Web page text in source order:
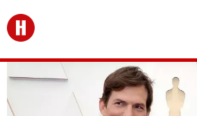
Перейти на главную